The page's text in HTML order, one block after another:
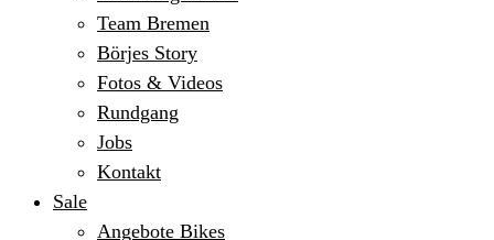
Team Bremen
Börjes Story
Fotos & Videos
Rundgang
Jobs
Kontakt
Sale
Angebote Bikes